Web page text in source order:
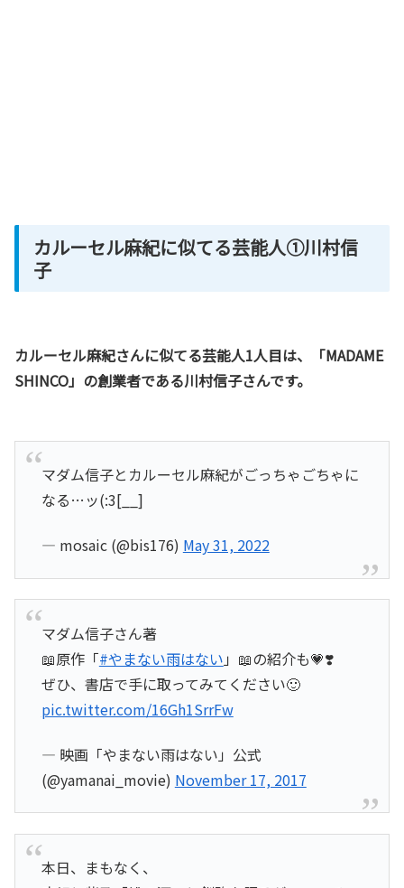
カルーセル麻紀に似てる芸能人①川村信
子
カルーセル麻紀さんに似てる芸能人1人目は、「MADAME
SHINCO」の創業者である川村信子さんです。
マダム信子とカルーセル麻紀がごっちゃごちゃに
なる…ッ(:3[__]
— mosaic (@bis176) May 31, 2022
マダム信子さん著
📖原作「#やまない雨はない 」📖の紹介も💗❣️
ぜひ、書店で手に取ってみてください🙂
pic.twitter.com/16Gh1SrrFw
— 映画「やまない雨はない」公式
(@yamanai_movie) November 17, 2017
本日、まもなく、